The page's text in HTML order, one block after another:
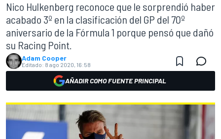
Nico Hulkenberg reconoce que le sorprendió haber
acabado 3º en la clasificación del GP del 70º
aniversario de la Fórmula 1 porque pensó que dañó
su Racing Point.
Adam Cooper
Editado: 8 ago 2020, 16:58
AÑADIR COMO FUENTE PRINCIPAL